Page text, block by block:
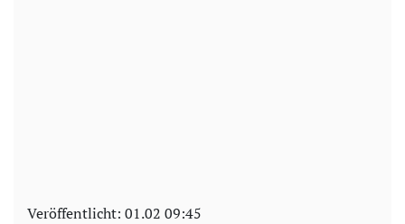
Veröffentlicht: 01.02 09:45